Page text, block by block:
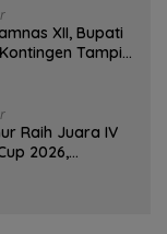
XII, Bupati
Tampil
Raih Juara IV
2026,